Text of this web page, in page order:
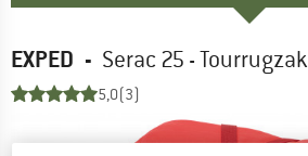
EXPED - Serac 25 - Tourrugzak
5,0(3)